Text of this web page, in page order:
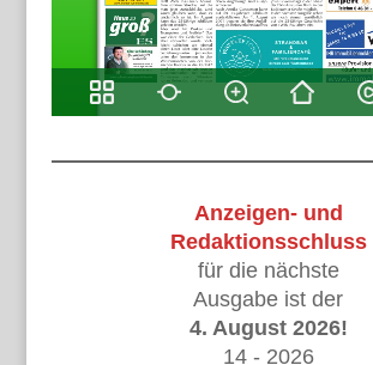
Anzeigen- und
Redaktionsschluss
für die nächste
Ausgabe ist der
4. August 2026!
14 - 2026